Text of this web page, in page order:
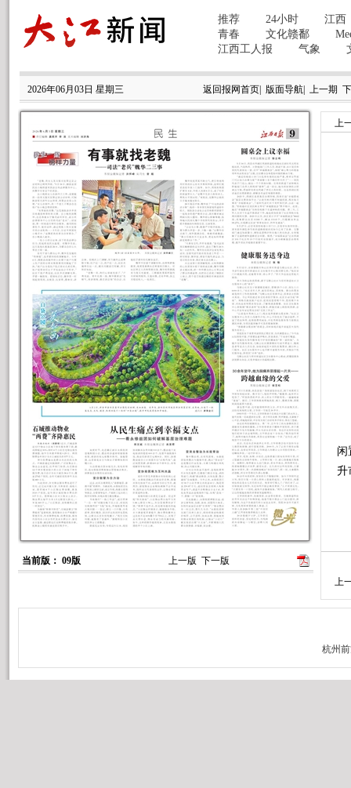
2026年06月03日 星期三 返回报网首页| 版面导航| 上一期
当前版： 09版 上一版 下一版
上
闲
升
上